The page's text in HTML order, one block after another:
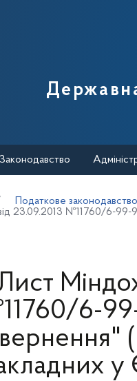
Державної
Законодавство
Податкове законодавство
23.09.2013 №11760/6-
6-
у